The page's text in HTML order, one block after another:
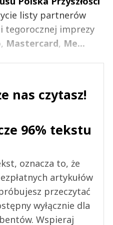
listy partnerów
tegorocznej imprezy
, Mastercard, Me...
nas czytasz!
96% tekstu
oznacza to, że
artykułów
przeczytać
wyłącznie dla
Wspieraj